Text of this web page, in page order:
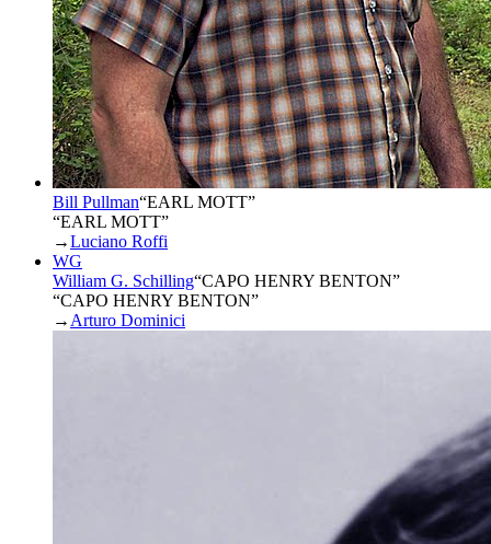
Bill Pullman“EARL MOTT”
“EARL MOTT”
→Luciano Roffi
WG
William G. Schilling“CAPO HENRY BENTON”
“CAPO HENRY BENTON”
→ Arturo Dominici